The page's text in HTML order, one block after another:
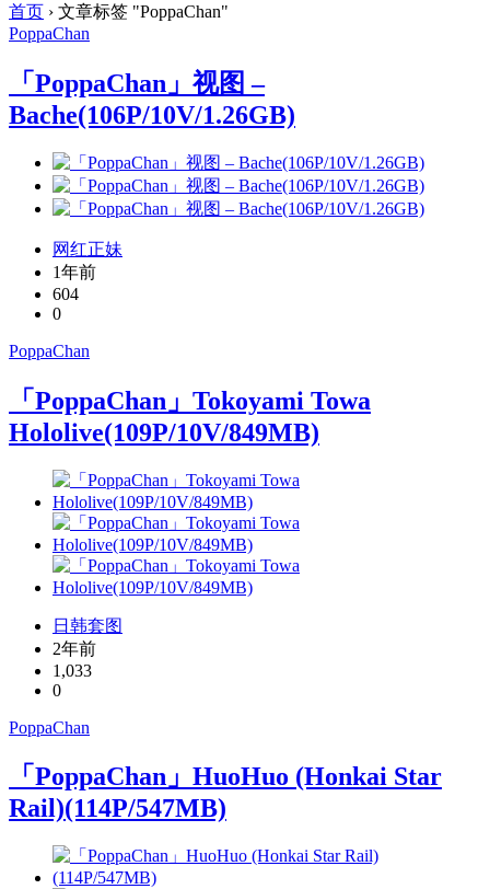
首页 › 文章标签 "PoppaChan"
PoppaChan
「PoppaChan」视图 –
Bache(106P/10V/1.26GB)
网红正妹
1年前
604
0
PoppaChan
「PoppaChan」Tokoyami Towa
Hololive(109P/10V/849MB)
日韩套图
2年前
1,033
0
PoppaChan
「PoppaChan」HuoHuo (Honkai Star
Rail)(114P/547MB)